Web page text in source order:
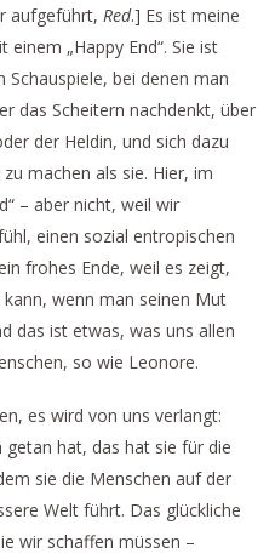
aufgeführt,Red.] Es ist meine
„Happy End“. Sie ist
bei denen man
das Scheitern nachdenkt, über
der Heldin, und sich dazu
machen als sie. Hier, im
– aber nicht, weil wir
einen sozial entropischen
frohes Ende, weil es zeigt,
wenn man seinen Mut
das ist etwas, was uns allen
so wie Leonore.
es wird von uns verlangt:
hat, das hat sie für die
sie die Menschen auf der
Welt führt. Das glückliche
wir schaffen müssen –